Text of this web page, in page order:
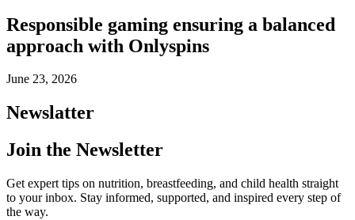
Responsible gaming ensuring a balanced
approach with Onlyspins
June 23, 2026
Newslatter
Join the Newsletter
Get expert tips on nutrition, breastfeeding, and child health straight
to your inbox. Stay informed, supported, and inspired every step of
the way.